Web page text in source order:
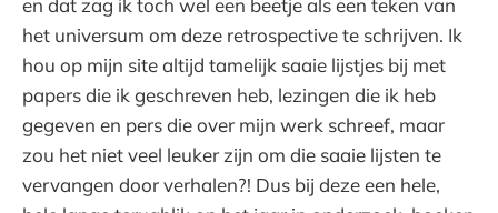
en dat zag ik toch wel een beetje als een teken van
het universum om deze retrospective te schrijven. Ik
hou op mijn site altijd tamelijk saaie lijstjes bij met
papers die ik geschreven heb, lezingen die ik heb
gegeven en pers die over mijn werk schreef, maar
zou het niet veel leuker zijn om die saaie lijsten te
vervangen door verhalen?! Dus bij deze een hele,